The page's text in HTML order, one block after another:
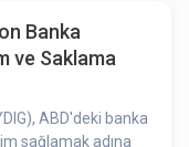
Banka
ve Saklama
ABD'deki banka
sağlamak adına